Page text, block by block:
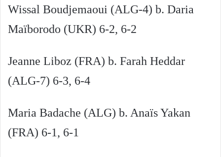
Wissal Boudjemaoui (ALG-4) b. Daria
Maïborodo (UKR) 6-2, 6-2
Jeanne Liboz (FRA) b. Farah Heddar
(ALG-7) 6-3, 6-4
Maria Badache (ALG) b. Anaïs Yakan
(FRA) 6-1, 6-1